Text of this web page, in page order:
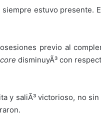
estuvo presente.
previo al
disminuyÃ³ con
y saliÃ³ victorioso, no